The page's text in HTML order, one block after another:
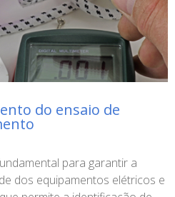
do ensaio de
para garantir a
dos equipamentos elétricos e